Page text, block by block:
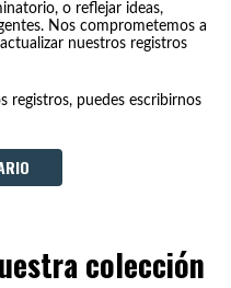
o reflejar ideas,
Nos comprometemos a
nuestros registros
registros, puedes escribirnos
colección